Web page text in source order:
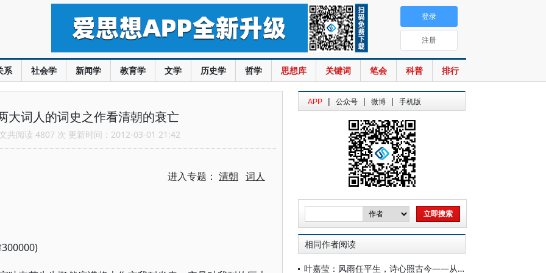
系 社会学 新闻学 教育学 文学 历史学 哲学 思想库 关键词 笔会 科普 排行
登录
注册
大词人的词史之作看清朝的衰亡
阅读 4807 次 更新时间：2012-03-01 21:42
进入专题： 清朝 词人
APP | 公众号 | 微博 | 手机版
相同作者阅读
叶嘉莹：风雨任平生，诗心照古今——从《定风波》（莫听穿林打叶声）看苏东坡的旷达与精神坚守